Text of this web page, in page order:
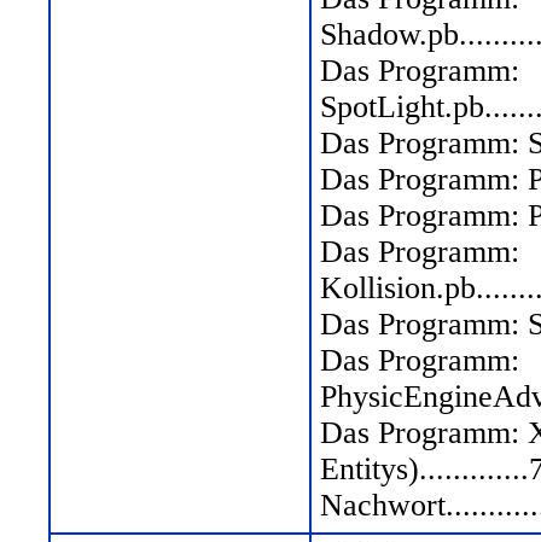
Das Programm:
Das Programm:
Das Programm:
Das Programm:
Das Programm:
Das Programm:
Das Programm:
Das Programm: